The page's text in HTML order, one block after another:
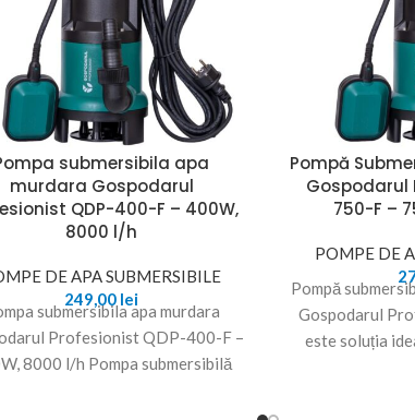
submersibila apa
murdara Gospodarul
QDP-400-F – 400W,
8000 l/h
DE APA SUBMERSIBILE
249,00 lei
submersibila apa murdara
Profesionist QDP-400-F –
8000 l/h Pompa submersibilă
Pompă
Gospodarul
750-F –
POMPE DE
Pompă
Gospodarul
este soluția